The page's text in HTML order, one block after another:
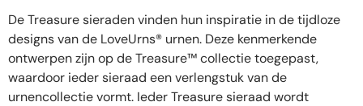
De Treasure sieraden vinden hun inspiratie in de tijdloze
designs van de LoveUrns® urnen. Deze kenmerkende
ontwerpen zijn op de Treasure™ collectie toegepast,
waardoor ieder sieraad een verlengstuk van de
urnencollectie vormt. Ieder Treasure sieraad wordt